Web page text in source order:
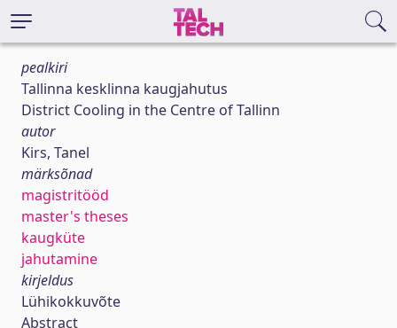
pealkiri
Tallinna kesklinna kaugjahutus
District Cooling in the Centre of Tallinn
autor
Kirs, Tanel
märksõnad
magistritööd
master's theses
kaugküte
jahutamine
kirjeldus
Lühikokkuvõte
Abstract